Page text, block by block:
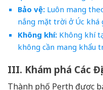
Bảo vệ:Luôn mang
nắng mặt trời ở Úc khá
Không khí:Không khí
không cần mang khẩu
III. Khám phá Các
Thành phố Perth được